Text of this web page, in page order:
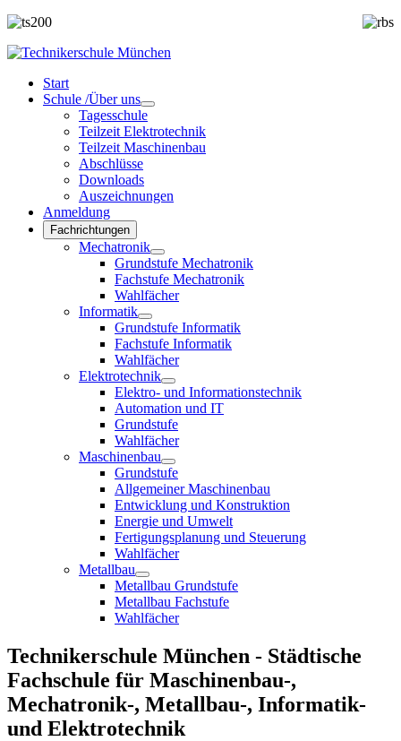
Start
Schule /Über uns
Tagesschule
Teilzeit Elektrotechnik
Teilzeit Maschinenbau
Abschlüsse
Downloads
Auszeichnungen
Anmeldung
Fachrichtungen
Mechatronik
Grundstufe Mechatronik
Fachstufe Mechatronik
Wahlfächer
Informatik
Grundstufe Informatik
Fachstufe Informatik
Wahlfächer
Elektrotechnik
Elektro- und Informationstechnik
Automation und IT
Grundstufe
Wahlfächer
Maschinenbau
Grundstufe
Allgemeiner Maschinenbau
Entwicklung und Konstruktion
Energie und Umwelt
Fertigungsplanung und Steuerung
Wahlfächer
Metallbau
Metallbau Grundstufe
Metallbau Fachstufe
Wahlfächer
Technikerschule München - Städtische
Fachschule für Maschinenbau-,
Mechatronik-, Metallbau-, Informatik-
und Elektrotechnik